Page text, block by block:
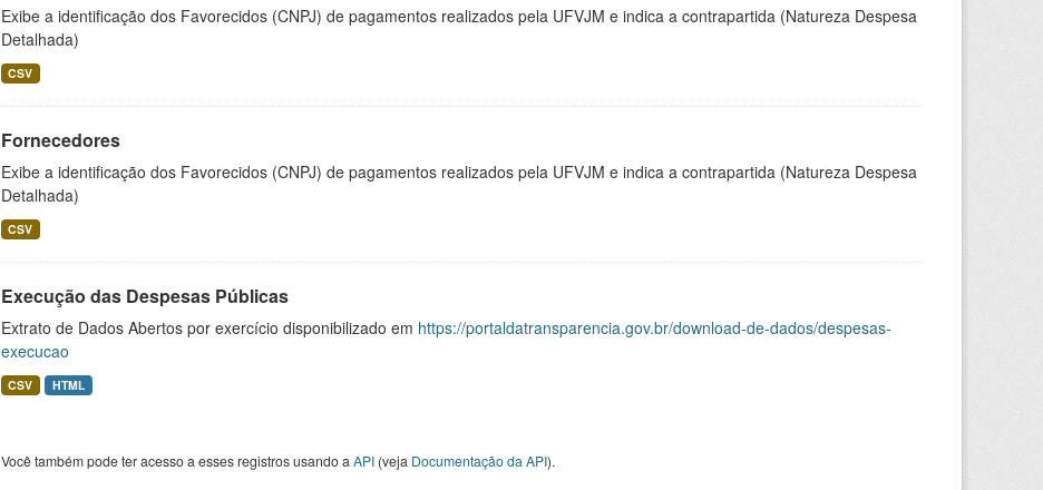
Exibe a identificação dos Favorecidos (CNPJ) de pagamentos realizados pela UFVJM e indica a contrapartida (Natureza Despesa
Detalhada)
CSV
Fornecedores
Exibe a identificação dos Favorecidos (CNPJ) de pagamentos realizados pela UFVJM e indica a contrapartida (Natureza Despesa
Detalhada)
CSV
Execução das Despesas Públicas
Extrato de Dados Abertos por exercício disponibilizado em https://portaldatransparencia.gov.br/download-de-dados/despesas-
execucao
CSV HTML
Você também pode ter acesso a esses registros usando a API(veja Documentação da API).